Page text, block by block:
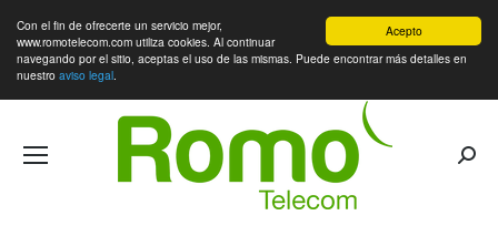
Acepto
Con el fin de ofrecerte un servicio mejor,
www.romotelecom.com utiliza cookies. Al continuar
navegando por el sitio, aceptas el uso de las mismas. Puede encontrar más detalles en
nuestro aviso legal.